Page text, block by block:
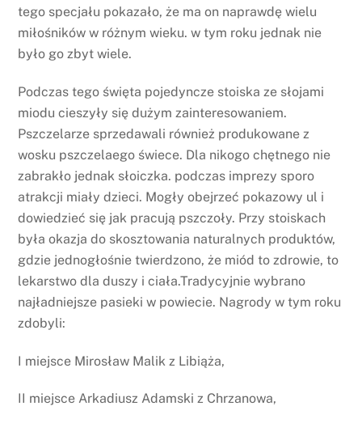
tego specjału pokazało, że ma on naprawdę wielu
miłośników w różnym wieku. w tym roku jednak nie
było go zbyt wiele.
Podczas tego święta pojedyncze stoiska ze słojami
miodu cieszyły się dużym zainteresowaniem.
Pszczelarze sprzedawali również produkowane z
wosku pszczelaego świece. Dla nikogo chętnego nie
zabrakło jednak słoiczka. podczas imprezy sporo
atrakcji miały dzieci. Mogły obejrzeć pokazowy ul i
dowiedzieć się jak pracują pszczoły. Przy stoiskach
była okazja do skosztowania naturalnych produktów,
gdzie jednogłośnie twierdzono, że miód to zdrowie, to
lekarstwo dla duszy i ciała.Tradycyjnie wybrano
najładniejsze pasieki w powiecie. Nagrody w tym roku
zdobyli:
I miejsce Mirosław Malik z Libiąża,
II miejsce Arkadiusz Adamski z Chrzanowa,